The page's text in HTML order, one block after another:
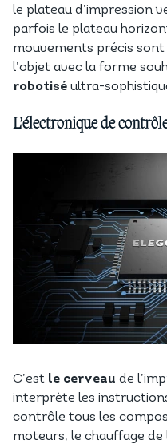
le plateau d’impression
parfois le plateau
mouvements précis
l’objet avec la forme
robotisé ultra-
L’électronique de
C’est le cerveau de
interprète les
contrôle tous les
moteurs, le chauffage de